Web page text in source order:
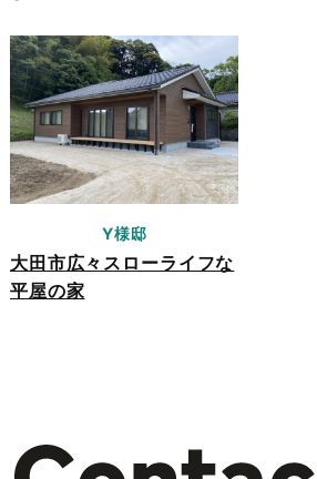
Y様邸
大田市広々スローライフな
平屋の家